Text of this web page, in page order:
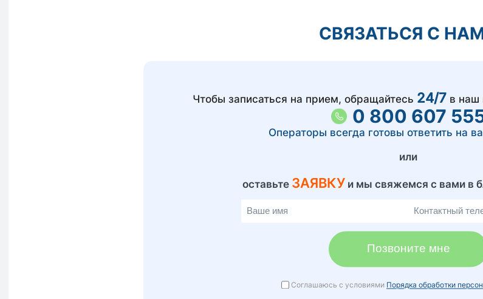
СВЯЗАТЬСЯ С
Чтобы записаться на прием, обращайтесь 24/7 в наш
0 800 607
Операторы всегда готовы ответить на
или
оставьте ЗАЯВКУ и мы свяжемся с вами в
Позвоните мне
Соглашаюсь с условиями Порядка обработки